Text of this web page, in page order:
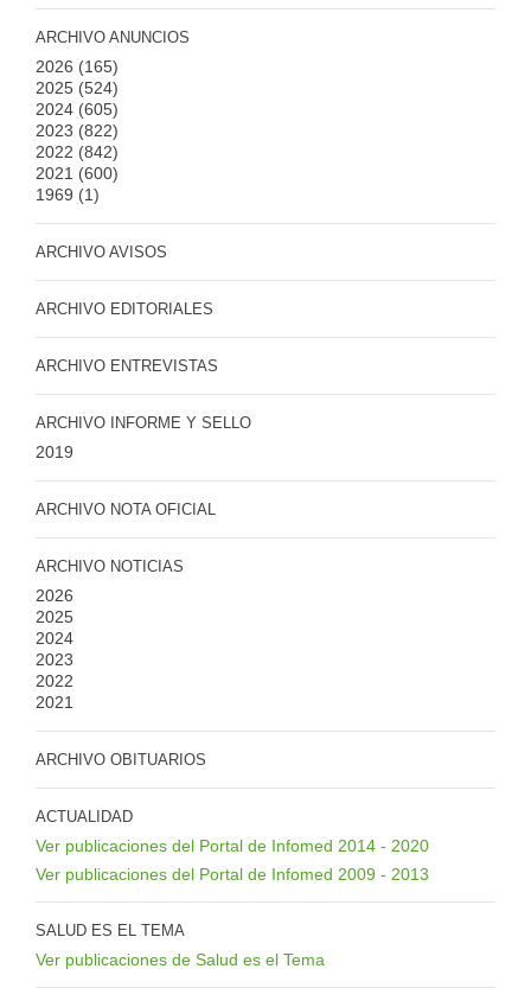
ARCHIVO ANUNCIOS
2026 (165)
2025 (524)
2024 (605)
2023 (822)
2022 (842)
2021 (600)
1969 (1)
ARCHIVO AVISOS
ARCHIVO EDITORIALES
ARCHIVO ENTREVISTAS
ARCHIVO INFORME Y SELLO
2019
ARCHIVO NOTA OFICIAL
ARCHIVO NOTICIAS
2026
2025
2024
2023
2022
2021
ARCHIVO OBITUARIOS
ACTUALIDAD
Ver publicaciones del Portal de Infomed 2014 - 2020
Ver publicaciones del Portal de Infomed 2009 - 2013
SALUD ES EL TEMA
Ver publicaciones de Salud es el Tema